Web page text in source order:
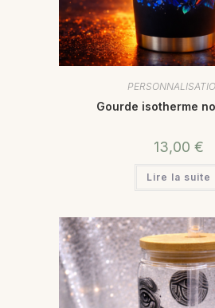
Gourde isotherme
13,00 €
Lire la suite